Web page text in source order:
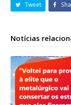
Tweet
Notícias